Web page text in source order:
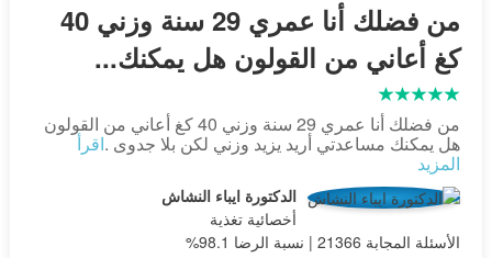
من فضلك أنا عمري 29 سنة وزني 40
كغ أعاني من القولون هل يمكنك...
من فضلك أنا عمري 29 سنة وزني 40 كغ أعاني من القولون
هل يمكنك مساعدتي أريد يزيد وزني لكن بلا جدوى .اقرأ
المزيد
الدكتورة ايباء النشاش
أخصائية تغذية
الأسئلة المجابة 21366 | نسبة الرضا 98.1%